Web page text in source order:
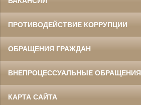
ПРОТИВОДЕЙСТВИЕ КОРРУПЦИИ
ОБРАЩЕНИЯ ГРАЖДАН
ВНЕПРОЦЕССУАЛЬНЫЕ ОБРАЩЕНИЯ
КАРТА САЙТА